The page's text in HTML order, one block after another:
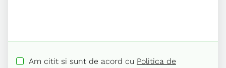
Am citit si sunt de acord cu Politica de